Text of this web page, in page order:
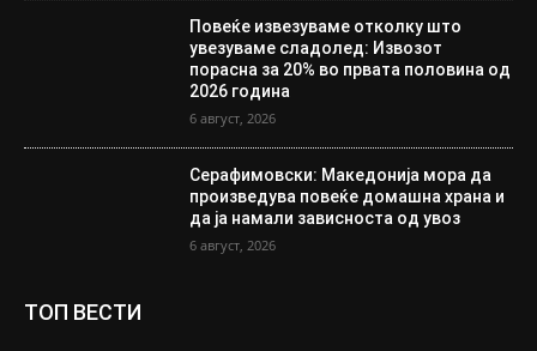
Повеќе извезуваме отколку што
увезуваме сладолед: Извозот
порасна за 20% во првата половина од
2026 година
6 август, 2026
Серафимовски: Македонија мора да
произведува повеќе домашна храна и
да ја намали зависноста од увоз
6 август, 2026
ТОП ВЕСТИ